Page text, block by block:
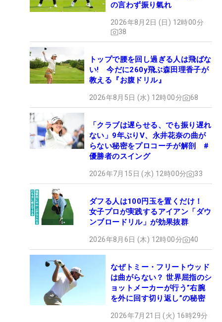
の言わず振り氣れ
2026年8月2日 (日) 12時00分
38
トップで腰を回し過ぎる人は飛ばな
い! 今だに260y飛ぶ森田理香子が
教える『お腹ドリル』
2026年8月5日 (水) 12時00分 68
「クラブは遅らせる、でも振り遅れ
ない」9年ぶりV、永井花奈の曲が
らない秘密をプロコーチが解剖 #
優勝者のスイング
2026年7月15日 (水) 12時00分 33
ダフる人は100円玉を置くだけ！
女子プロが実践するアイアン「ダウ
ンブロードリル」が効果抜群
2026年8月6日 (木) 12時00分 40
なぜトミー・フリートウッド
は曲がらない？ 世界屈指のシ
ョットメーカーが行う”右腕
を外に回す切り返し”の秘密
2026年7月21日 (火) 16時29分